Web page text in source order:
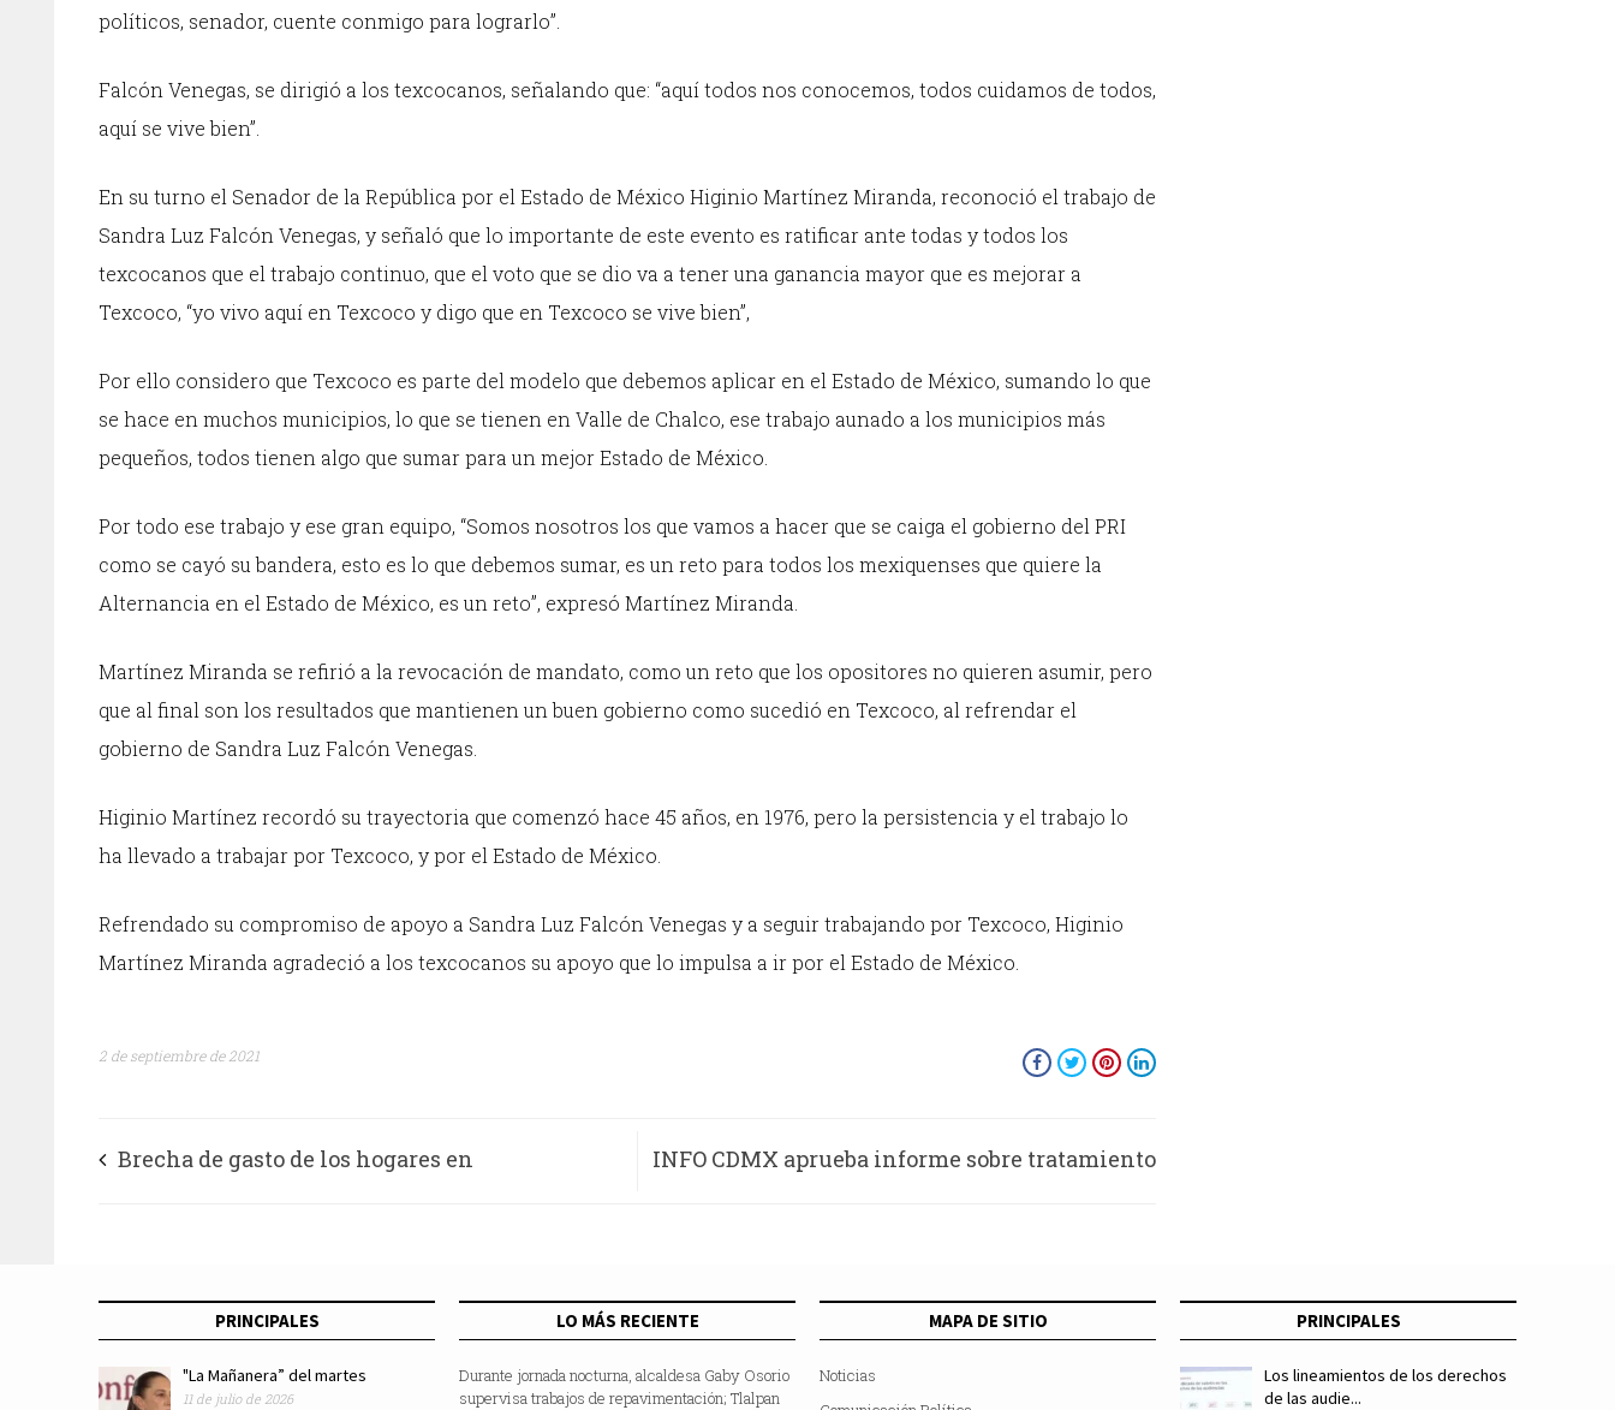
políticos, senador, cuente conmigo para lograrlo”.
Falcón Venegas, se dirigió a los texcocanos, señalando que: “aquí todos nos conocemos, todos cuidamos de todos,
aquí se vive bien”.
En su turno el Senador de la República por el Estado de México Higinio Martínez Miranda, reconoció el trabajo de
Sandra Luz Falcón Venegas, y señaló que lo importante de este evento es ratificar ante todas y todos los
texcocanos que el trabajo continuo, que el voto que se dio va a tener una ganancia mayor que es mejorar a
Texcoco, “yo vivo aquí en Texcoco y digo que en Texcoco se vive bien”,
Por ello considero que Texcoco es parte del modelo que debemos aplicar en el Estado de México, sumando lo que
se hace en muchos municipios, lo que se tienen en Valle de Chalco, ese trabajo aunado a los municipios más
pequeños, todos tienen algo que sumar para un mejor Estado de México.
Por todo ese trabajo y ese gran equipo, “Somos nosotros los que vamos a hacer que se caiga el gobierno del PRI
como se cayó su bandera, esto es lo que debemos sumar, es un reto para todos los mexiquenses que quiere la
Alternancia en el Estado de México, es un reto”, expresó Martínez Miranda.
Martínez Miranda se refirió a la revocación de mandato, como un reto que los opositores no quieren asumir, pero
que al final son los resultados que mantienen un buen gobierno como sucedió en Texcoco, al refrendar el
gobierno de Sandra Luz Falcón Venegas.
Higinio Martínez recordó su trayectoria que comenzó hace 45 años, en 1976, pero la persistencia y el trabajo lo
ha llevado a trabajar por Texcoco, y por el Estado de México.
Refrendado su compromiso de apoyo a Sandra Luz Falcón Venegas y a seguir trabajando por Texcoco, Higinio
Martínez Miranda agradeció a los texcocanos su apoyo que lo impulsa a ir por el Estado de México.
2 de septiembre de 2021
Brecha de gasto de los hogares en INFO CDMX aprueba informe sobre tratamiento
PRINCIPALES
"La Mañanera” del martes
11 de julio de 2026
LO MÁS RECIENTE
Durante jornada nocturna, alcaldesa Gaby Osorio
supervisa trabajos de repavimentación; Tlalpan
MAPA DE SITIO
Noticias
PRINCIPALES
Los lineamientos de los derechos
de las audie...